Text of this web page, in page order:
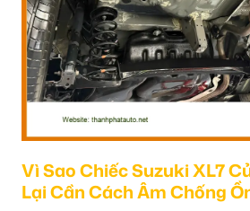
Vì Sao Chiếc Suzuki XL7
Lại Cần Cách Âm Chống